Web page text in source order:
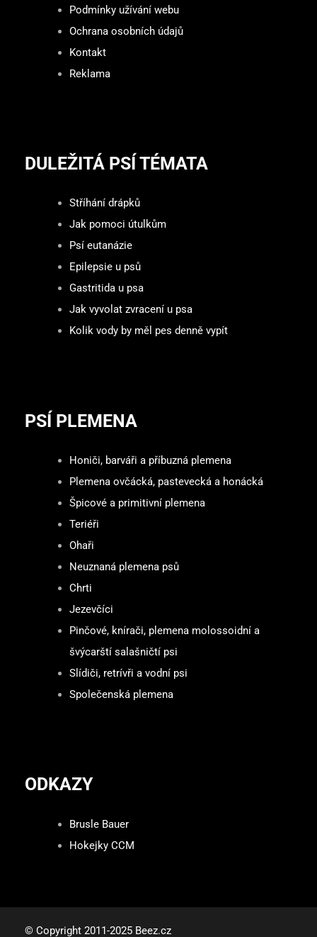
Podmínky užívání webu
Ochrana osobních údajů
Kontakt
Reklama
DULEŽITÁ PSÍ TÉMATA
Stříhání drápků
Jak pomoci útulkům
Psí eutanázie
Epilepsie u psů
Gastritida u psa
Jak vyvolat zvracení u psa
Kolik vody by měl pes denně vypít
PSÍ PLEMENA
Honiči, barváři a příbuzná plemena
Plemena ovčácká, pastevecká a honácká
Špicové a primitivní plemena
Teriéři
Ohaři
Neuznaná plemena psů
Chrti
Jezevčíci
Pinčové, knírači, plemena molossoidní a
švýcarští salašničtí psi
Slídiči, retrívři a vodní psi
Společenská plemena
ODKAZY
Brusle Bauer
Hokejky CCM
© Copyright 2011-2025 Beez.cz